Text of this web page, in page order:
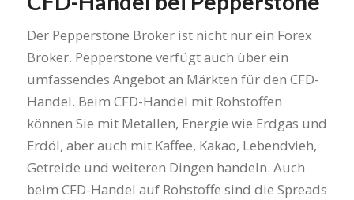
Der Pepperstone Broker ist nicht nur ein Forex
Broker. Pepperstone verfügt auch über ein
umfassendes Angebot an Märkten für den CFD-
Handel. Beim CFD-Handel mit Rohstoffen
können Sie mit Metallen, Energie wie Erdgas und
Erdöl, aber auch mit Kaffee, Kakao, Lebendvieh,
Getreide und weiteren Dingen handeln. Auch
beim CFD-Handel auf Rohstoffe sind die Spreads